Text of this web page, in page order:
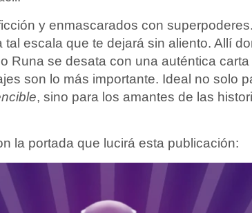
y enmascarados con
escala que te dejará sin aliento. Allí
Runa se desata con una auténtica
son lo más importante. Ideal no solo
, sino para los amantes de las
la portada que lucirá esta publicación: